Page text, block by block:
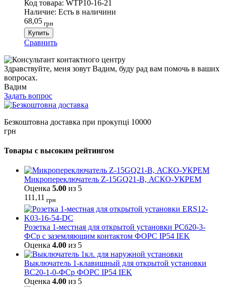
Код товара: WTP10-16-21
Наличие: Есть в наличини
68,05 грн
Купить
Сравнить
Здравствуйте, меня зовут Вадим, буду рад вам помочь в ваших
вопросах.
Вадим
Задать вопрос
Безкоштовна доставка при прокупці 10000
грн
Товары с высоким рейтингом
Микропереключатель Z-15GQ21-B, АСКО-УКРЕМ
Оценка 5.00 из 5
111,11 грн
Розетка 1-местная для открытой установки РСб20-3-
ФСр с заземляющим контактом ФОРС IP54 IEK
Оценка 4.00 из 5
Выключатель 1-клавишный для открытой установки
ВС20-1-0-ФСр ФОРС IP54 IEK
Оценка 4.00 из 5